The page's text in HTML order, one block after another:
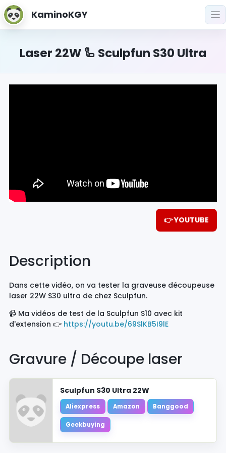
KaminoKGY
Laser 22W 🦾 Sculpfun S30 Ultra
👉 YOUTUBE
Description
Dans cette vidéo, on va tester la graveuse découpeuse
laser 22W S30 ultra de chez Sculpfun.
📹 Ma vidéos de test de la Sculpfun S10 avec kit
d'extension 👉 https://youtu.be/69SlKB5I9lE
Gravure / Découpe laser
Sculpfun S30 Ultra 22W
Aliexpress Amazon Banggood
Geekbuying